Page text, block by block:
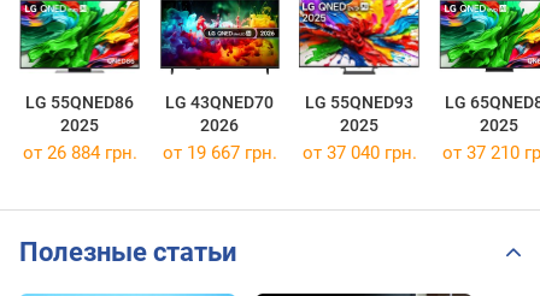
LG 55QNED86
2025
LG 43QNED70
2026
LG 55QNED93
2025
LG
2025
от 26 884 грн. от 19 667 грн. от 37 040 грн. от 37 210
Полезные статьи